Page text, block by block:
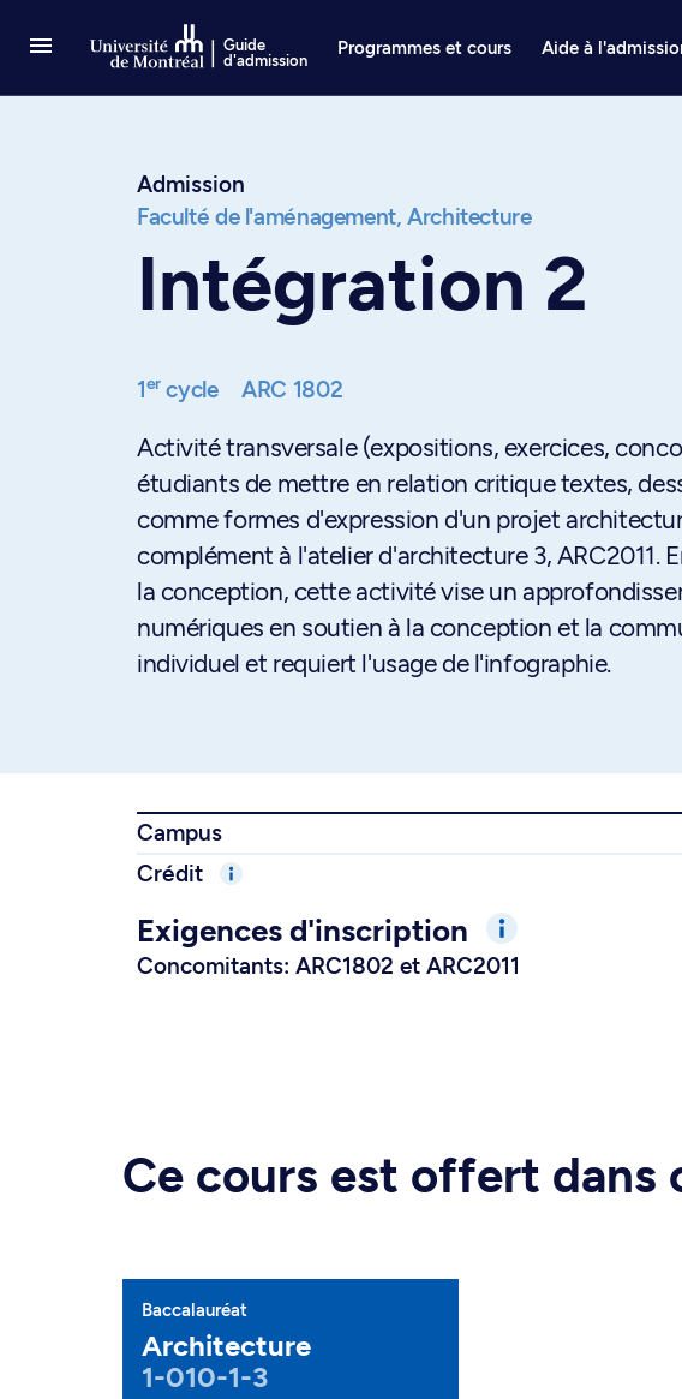
Guide
d'admission
Programmes et cours Aide à
Admission
Faculté de l'aménagement, Architecture
Intégration 2
1ercycle ARC 1802
Activité transversale (expositions, exercices,
étudiants de mettre en relation critique textes,
comme formes d'expression d'un projet
complément à l'atelier d'architecture 3, ARC2011.
la conception, cette activité vise un
numériques en soutien à la conception et la
individuel et requiert l'usage de l'infographie.
Campus
Crédit
Exigences d'inscription
Concomitants: ARC1802 et ARC2011
Ce cours est offert dans
Baccalauréat
Architecture
1-010-1-3